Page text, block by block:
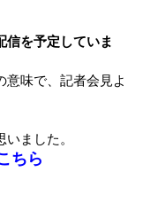
信を予定していま
意味で、記者会見よ
ました。
ちら